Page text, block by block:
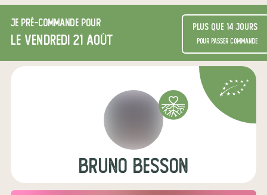
Je pré-commande pour
le vendredi 21 août
Plus que 14 jours
pour passer commande
Bruno BESSON